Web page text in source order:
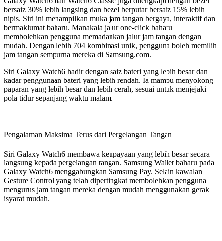
bersaiz 30% lebih langsing dan bezel berputar bersaiz 15% lebih
nipis. Siri ini menampilkan muka jam tangan bergaya, interaktif dan
bermaklumat baharu. Manakala jalur one-click baharu
membolehkan pengguna memadankan jalur jam tangan dengan
mudah. Dengan lebih 704 kombinasi unik, pengguna boleh memilih
jam tangan sempurna mereka di Samsung.com.
Siri Galaxy Watch6 hadir dengan saiz bateri yang lebih besar dan
kadar penggunaan bateri yang lebih rendah. Ia mampu menyokong
paparan yang lebih besar dan lebih cerah, sesuai untuk menjejaki
pola tidur sepanjang waktu malam.
Pengalaman Maksima Terus dari Pergelangan Tangan
Siri Galaxy Watch6 membawa keupayaan yang lebih besar secara
langsung kepada pergelangan tangan. Samsung Wallet baharu pada
Galaxy Watch6 menggabungkan Samsung Pay. Selain kawalan
Gesture Control yang telah dipertingkat membolehkan pengguna
mengurus jam tangan mereka dengan mudah menggunakan gerak
isyarat mudah.